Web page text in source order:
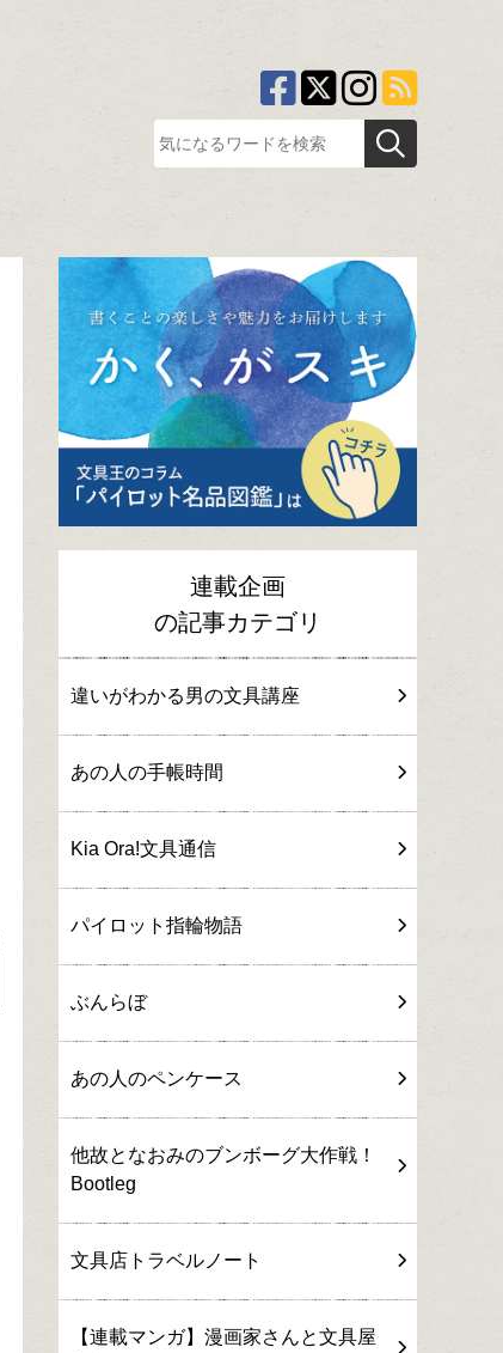
連載企画
の記事カテゴリ
違いがわかる男の文具講座
あの人の手帳時間
Kia Ora!文具通信
パイロット指輪物語
ぶんらぼ
あの人のペンケース
他故となおみのブンボーグ大作戦！
Bootleg
文具店トラベルノート
【連載マンガ】漫画家さんと文具屋